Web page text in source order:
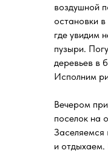
воздушной
остановки
где увидим
пузыри.
деревьев в
Исполним
Вечером
поселок на
Заселяемся
и отдыхаем.